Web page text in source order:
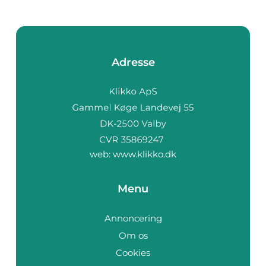
Adresse
web: www.klikko.dk
Menu
Annoncering
Om os
Cookies